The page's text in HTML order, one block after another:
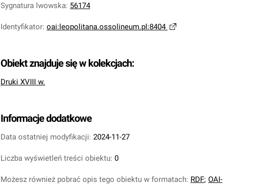
Sygnatura lwowska: 56174
Identyfikator: oai:leopolitana.ossolineum.pl:8404
Obiekt znajduje się w kolekcjach:
Druki XVIII w.
Informacje dodatkowe
Data ostatniej modyfikacji: 2024-11-27
Liczba wyświetleń treści obiektu: 0
Możesz również pobrać opis tego obiektu w formatach: RDF; OAI-